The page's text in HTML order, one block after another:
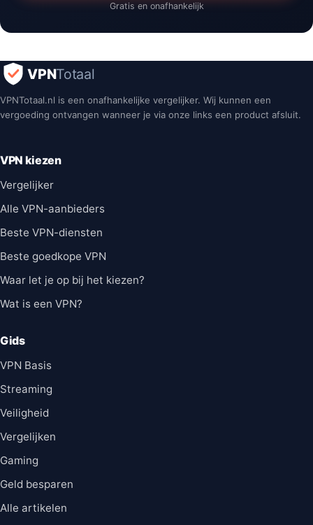
Gratis en onafhankelijk
VPNTotaal
VPNTotaal.nl is een onafhankelijke vergelijker. Wij kunnen een
vergoeding ontvangen wanneer je via onze links een product afsluit.
VPN kiezen
Vergelijker
Alle VPN-aanbieders
Beste VPN-diensten
Beste goedkope VPN
Waar let je op bij het kiezen?
Wat is een VPN?
Gids
VPN Basis
Streaming
Veiligheid
Vergelijken
Gaming
Geld besparen
Alle artikelen